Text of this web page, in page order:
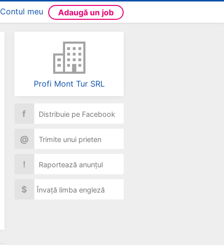
Contul meu Adaugă un job
Profi Mont Tur SRL
f Distribuie pe Facebook
@ Trimite unui prieten
! Raportează anunțul
$ Învață limba engleză